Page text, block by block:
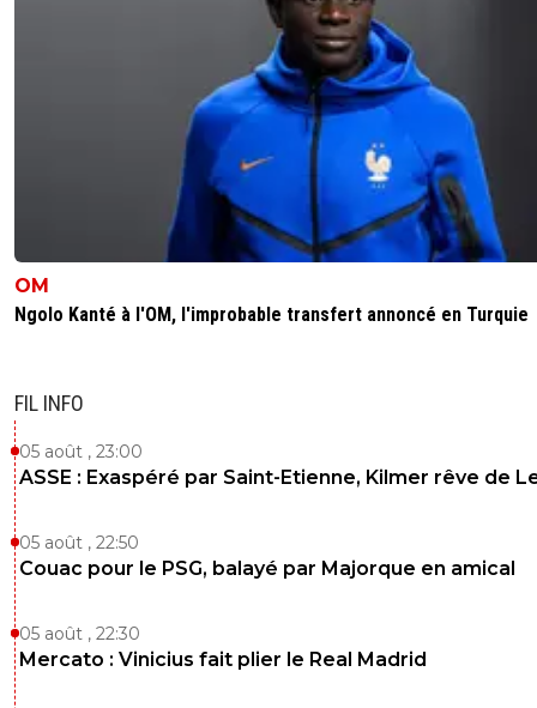
OM
Ngolo Kanté à l'OM, l'improbable transfert annoncé en Turquie
FIL INFO
05 août , 23:00
ASSE : Exaspéré par Saint-Etienne, Kilmer rêve de
05 août , 22:50
Couac pour le PSG, balayé par Majorque en amical
05 août , 22:30
Mercato : Vinicius fait plier le Real Madrid